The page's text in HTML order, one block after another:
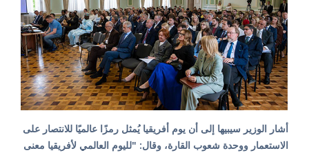
أشار الوزير سيبيها إلى أن يوم أفريقيا يُمثل رمزًا عالميًا للانتصار على
الاستعمار ووحدة شعوب القارة، وقال: "لليوم العالمي لأفريقيا معنى